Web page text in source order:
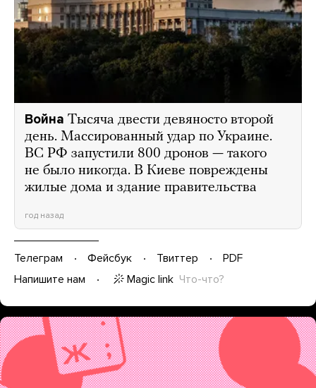
Война Тысяча двести девяносто второй
день. Массированный удар по Украине.
ВС РФ запустили 800 дронов — такого
не было никогда. В Киеве повреждены
жилые дома и здание правительства
год назад
Телеграм Фейсбук Твиттер
PDF
Напишите нам
Magic link Что-что?